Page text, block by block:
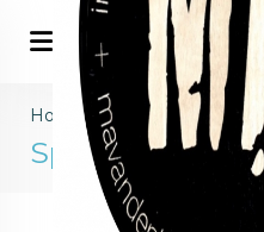
Home>Speciale
Speciale